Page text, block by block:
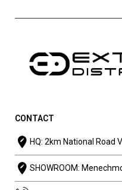
CONTACT
HQ: 2km National Road
SHOWROOM: